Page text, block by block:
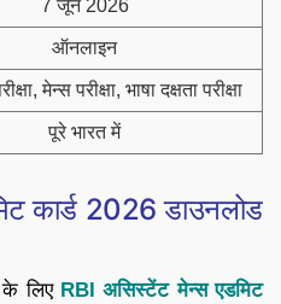
7 जून 2026
ऑनलाइन
मेन्स परीक्षा, भाषा दक्षता परीक्षा
पूरे भारत में
कार्ड 2026 डाउनलोड
के लिए RBI असिस्टेंट मेन्स एडमिट